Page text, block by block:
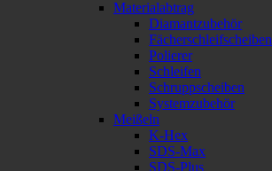
Materialabtrag
Diamantzubehör
Fächerschleifscheiben
Polierer
Schleifen
Schruppscheiben
Systemzubehör
Meißeln
K-Hex
SDS-Max
SDS-Plus